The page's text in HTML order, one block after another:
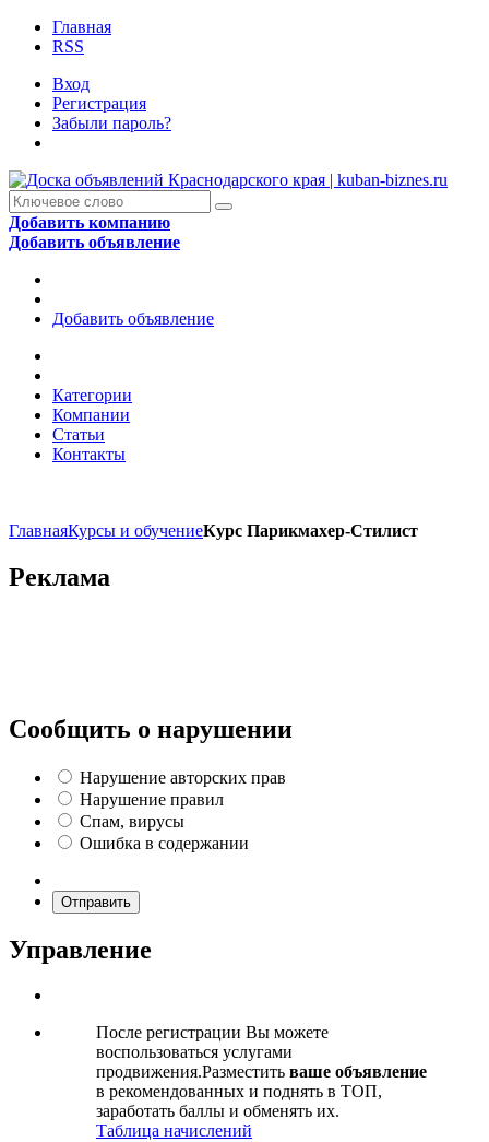
Главная
RSS
Вход
Регистрация
Забыли пароль?
Добавить компанию
Добавить объявление
Добавить объявление
Категории
Компании
Статьи
Контакты
ГлавнаяКурсы и обучениеКурс Парикмахер-Стилист
Реклама
Сообщить о нарушении
Нарушение авторских прав
Нарушение правил
Спам, вирусы
Ошибка в содержании
Отправить
Управление
После регистрации Вы можете
воспользоваться услугами
продвижения.Разместить ваше объявление
в рекомендованных и поднять в ТОП,
заработать баллы и обменять их.
Таблица начислений